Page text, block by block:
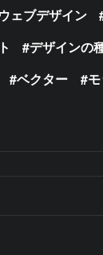
ェブデザイン
デザインの
ベクター